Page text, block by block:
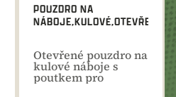
POUZDRO NA
NÁBOJE,KULOVÉ,OTEVŘENÉ
Otevřené pouzdro na
kulové náboje s
poutkem pro
uchycení na opasek